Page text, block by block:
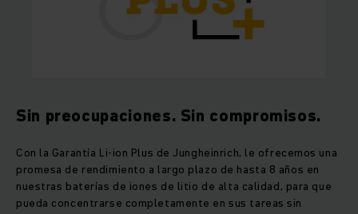
Sin preocupaciones. Sin compromisos.
Con la Garantía Li-ion Plus de Jungheinrich, le ofrecemos una
promesa de rendimiento a largo plazo de hasta 8 años en
nuestras baterías de iones de litio de alta calidad, para que
pueda concentrarse completamente en sus tareas sin